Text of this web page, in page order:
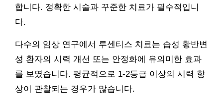
합니다. 정확한 시술과 꾸준한 치료가 필수적입니
다.
다수의 임상 연구에서 루센티스 치료는 습성 황반변
성 환자의 시력 개선 또는 안정화에 유의미한 효과
를 보였습니다. 평균적으로 1-2등급 이상의 시력 향
상이 관찰되는 경우가 많습니다.